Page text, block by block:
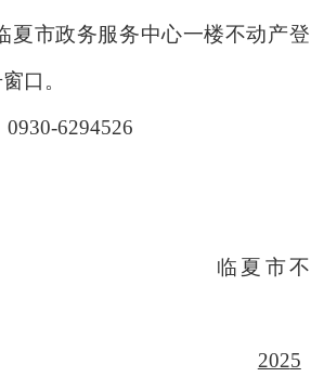
夏市政务服务中心一楼不动产登
口。
0930-6294526
临夏市不
2025